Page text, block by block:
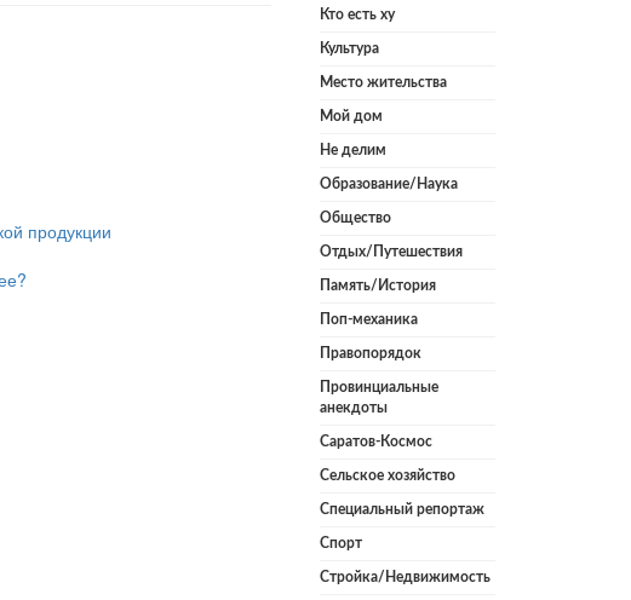
продукции
Кто есть ху
Культура
Место жительства
Мой дом
Не делим
Образование/Наука
Общество
Отдых/Путешествия
Память/История
Поп-механика
Правопорядок
Провинциальные
анекдоты
Саратов-Космос
Сельское хозяйство
Специальный репортаж
Спорт
Стройка/Недвижимость